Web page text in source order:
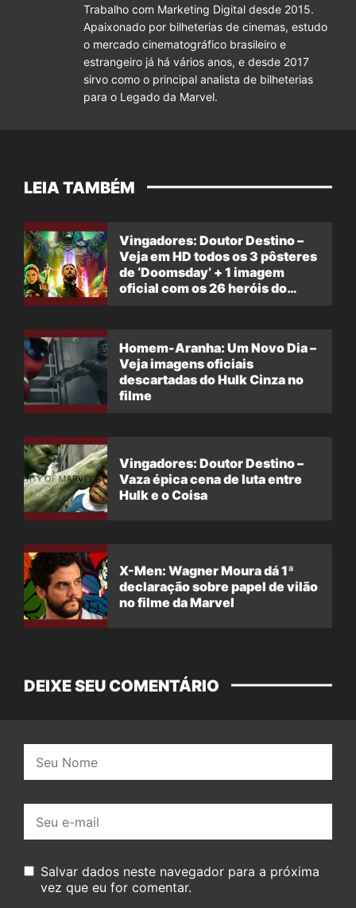
Trabalho com Marketing Digital desde 2015.
Apaixonado por bilheterias de cinemas, estudo
o mercado cinematográfico brasileiro e
estrangeiro já há vários anos, e desde 2017
sirvo como o principal analista de bilheterias
para o Legado da Marvel.
LEIA TAMBÉM
Vingadores: Doutor Destino –
Veja em HD todos os 3 pôsteres
de ‘Doomsday’ + 1 imagem
oficial com os 26 heróis do
Homem-Aranha: Um Novo Dia –
Veja imagens oficiais
descartadas do Hulk Cinza no
filme
Vingadores: Doutor Destino –
Vaza épica cena de luta entre
Hulk e o Coisa
X-Men: Wagner Moura dá 1ª
declaração sobre papel de vilão
no filme da Marvel
DEIXE SEU COMENTÁRIO
mail:
Salvar dados neste navegador para a próxima
vez que eu for comentar.